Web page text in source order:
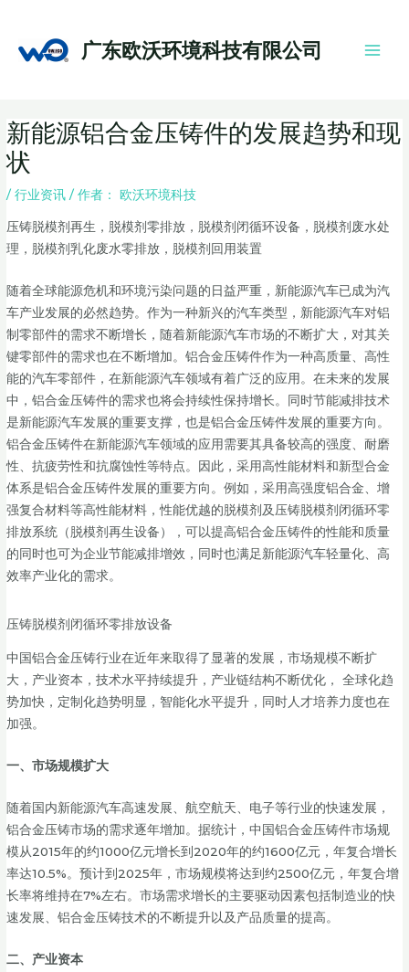
广东欧沃环境科技有限公司
新能源铝合金压铸件的发展趋势和现
状
/行业资讯 / 作者： 欧沃环境科技
压铸脱模剂再生，脱模剂零排放，脱模剂闭循环设备，脱模剂废水处
理，脱模剂乳化废水零排放，脱模剂回用装置
随着全球能源危机和环境污染问题的日益严重，新能源汽车已成为汽
车产业发展的必然趋势。作为一种新兴的汽车类型，新能源汽车对铝
制零部件的需求不断增长，随着新能源汽车市场的不断扩大，对其关
键零部件的需求也在不断增加。铝合金压铸件作为一种高质量、高性
能的汽车零部件，在新能源汽车领域有着广泛的应用。在未来的发展
中，铝合金压铸件的需求也将会持续性保持增长。同时节能减排技术
是新能源汽车发展的重要支撑，也是铝合金压铸件发展的重要方向。
铝合金压铸件在新能源汽车领域的应用需要其具备较高的强度、耐磨
性、抗疲劳性和抗腐蚀性等特点。因此，采用高性能材料和新型合金
体系是铝合金压铸件发展的重要方向。例如，采用高强度铝合金、增
强复合材料等高性能材料，性能优越的脱模剂及压铸脱模剂闭循环零
排放系统（脱模剂再生设备），可以提高铝合金压铸件的性能和质量
的同时也可为企业节能减排增效，同时也满足新能源汽车轻量化、高
效率产业化的需求。
压铸脱模剂闭循环零排放设备
中国铝合金压铸行业在近年来取得了显著的发展，市场规模不断扩
大，产业资本，技术水平持续提升，产业链结构不断优化， 全球化趋
势加快，定制化趋势明显，智能化水平提升，同时人才培养力度也在
加强。
一、市场规模扩大
随着国内新能源汽车高速发展、航空航天、电子等行业的快速发展，
铝合金压铸市场的需求逐年增加。据统计，中国铝合金压铸件市场规
模从2015年的约1000亿元增长到2020年的约1600亿元，年复合增长
率达10.5%。预计到2025年，市场规模将达到约2500亿元，年复合增
长率将维持在7%左右。市场需求增长的主要驱动因素包括制造业的快
速发展、铝合金压铸技术的不断提升以及产品质量的提高。
二、 产业资本
navigation